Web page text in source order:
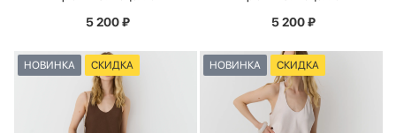
5 200₽ 5 200₽
НОВИНКА СКИДКА НОВИНКА СКИДКА